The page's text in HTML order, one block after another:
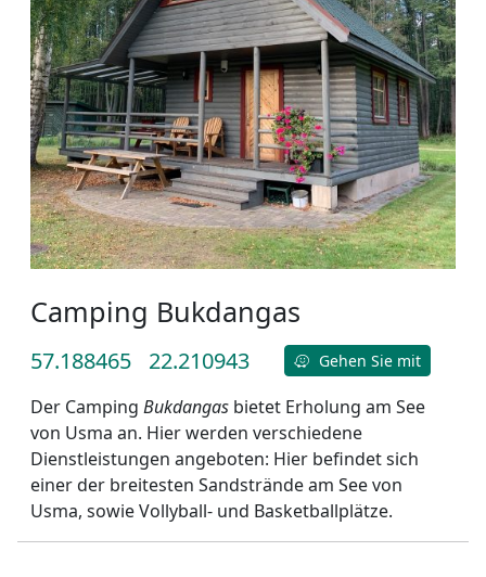
Camping Bukdangas
57.188465 22.210943 Gehen Sie mit
Der Camping Bukdangas bietet Erholung am See
von Usma an. Hier werden verschiedene
Dienstleistungen angeboten: Hier befindet sich
einer der breitesten Sandstrände am See von
Usma, sowie Vollyball- und Basketballplätze.